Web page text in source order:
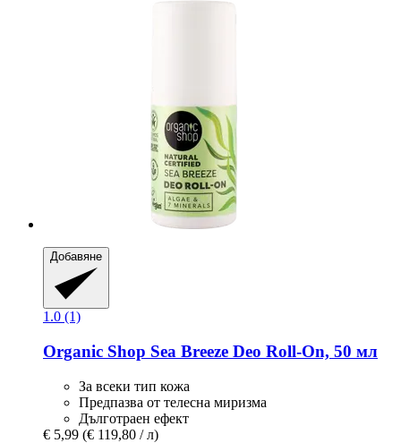
Добавяне
1.0 (1)
Organic Shop Sea Breeze Deo Roll-​On, 50 мл
За всеки тип кожа
Предпазва от телесна миризма
Дълготраен ефект
€ 5,99 (€ 119,80 / л)